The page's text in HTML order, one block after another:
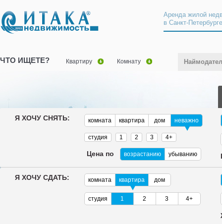
Аренда жилой
в Санкт-
ЧТО ИЩЕТЕ? Квартиру Комнату
Я ХОЧУ СНЯТЬ: комната квартира дом неважно
студия 1 2 3 4+
Цена по возрастанию убыванию
Я ХОЧУ СДАТЬ: комната квартира дом
студия 1 2 3 4+